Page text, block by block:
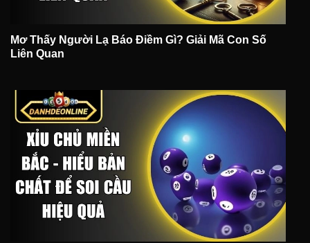
Mơ Thấy Người Lạ Báo Điềm Gì? Giải Mã Con Số
Liên Quan